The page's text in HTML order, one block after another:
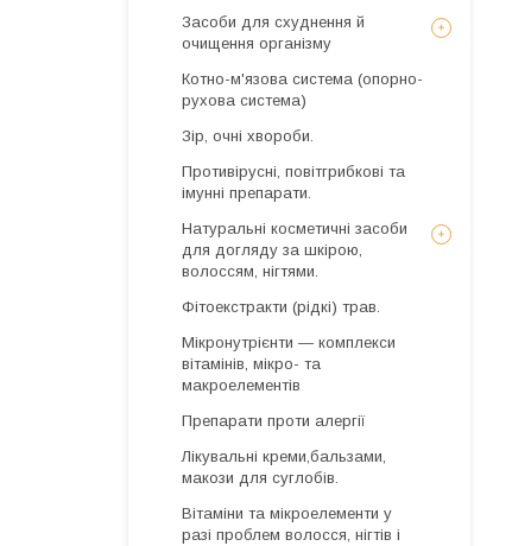
Засоби для схуднення й
очищення організму
Котно-м'язова система (опорно-
рухова система)
Зір, очні хвороби.
Противірусні, повітгрибкові та
імунні препарати.
Натуральні косметичні засоби
для догляду за шкірою,
волоссям, нігтями.
Фітоекстракти (рідкі) трав.
Мікронутрієнти — комплекси
вітамінів, мікро- та
макроелементів
Препарати проти алергії
Лікувальні креми,бальзами,
макози для суглобів.
Вітаміни та мікроелементи у
разі проблем волосся, нігтів і